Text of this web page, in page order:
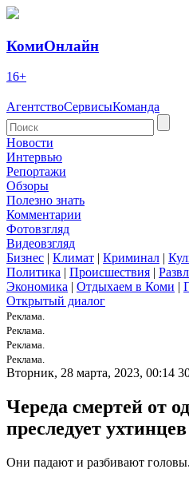
КомиОнлайн
16+
АгентствоСервисыКоманда
Новости
Интервью
Репортажи
Обзоры
Полезно знать
Комментарии
Фотовзгляд
Видеовзгляд
Бизнес | Климат | Криминал |
Политика | Происшествия |
Экономика | Отдыхаем в Коми |
Открытый диалог
Реклама.
Реклама.
Реклама.
Реклама.
Вторник, 28 марта, 2023, 00:14
Череда смертей от
преследует ухтинцев
Они падают и разбивают головы.